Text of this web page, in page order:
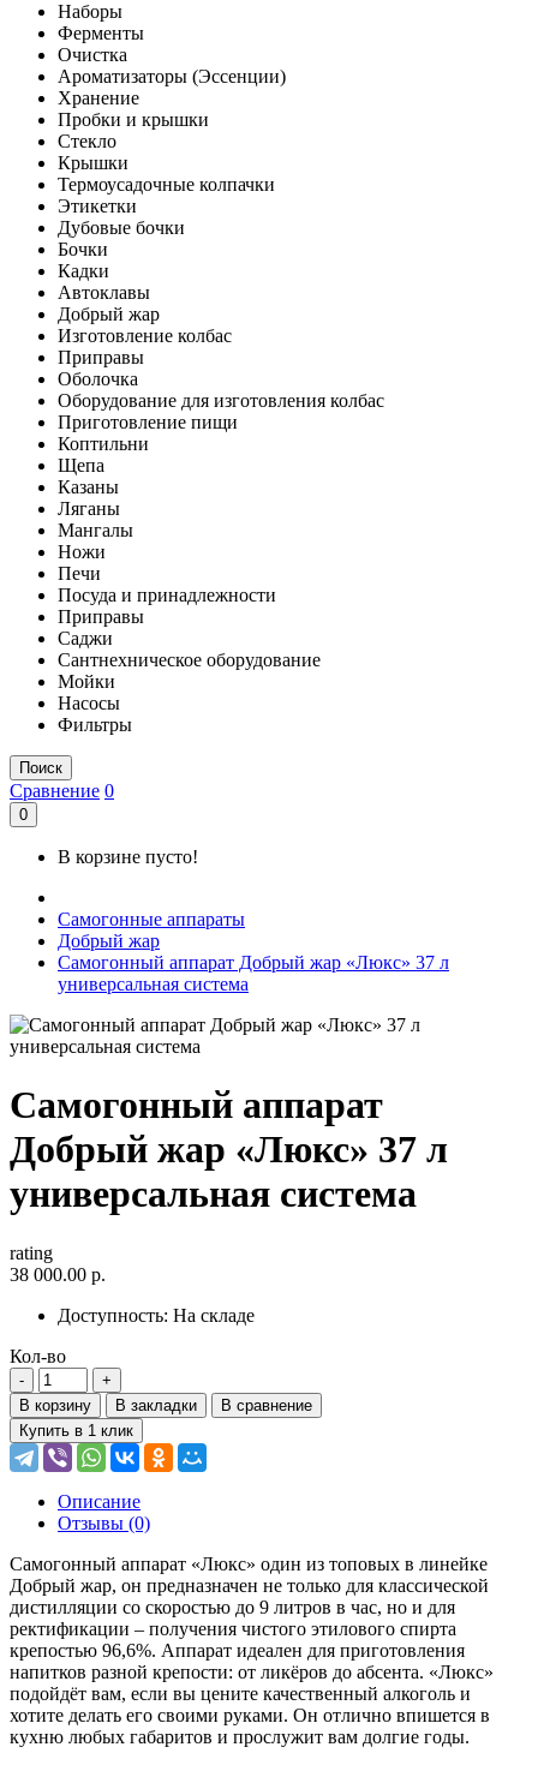
Наборы
Ферменты
Очистка
Ароматизаторы (Эссенции)
Хранение
Пробки и крышки
Стекло
Крышки
Термоусадочные колпачки
Этикетки
Дубовые бочки
Бочки
Кадки
Автоклавы
Добрый жар
Изготовление колбас
Приправы
Оболочка
Оборудование для изготовления колбас
Приготовление пищи
Коптильни
Щепа
Казаны
Ляганы
Мангалы
Ножи
Печи
Посуда и принадлежности
Приправы
Саджи
Сантнехническое оборудование
Мойки
Насосы
Фильтры
Поиск
Сравнение 0
0
В корзине пусто!
Самогонные аппараты
Добрый жар
Самогонный аппарат Добрый жар «Люкс» 37 л
универсальная система
Самогонный аппарат
Добрый жар «Люкс» 37 л
универсальная система
rating
38 000.00 р.
Доступность: На складе
Кол-во
В корзину В закладки
В сравнение
Купить в 1 клик
Описание
Отзывы (0)
Самогонный аппарат «Люкс» один из топовых в линейке
Добрый жар, он предназначен не только для классической
дистилляции со скоростью до 9 литров в час, но и для
ректификации – получения чистого этилового спирта
крепостью 96,6%. Аппарат идеален для приготовления
напитков разной крепости: от ликёров до абсента. «Люкс»
подойдёт вам, если вы цените качественный алкоголь и
хотите делать его своими руками. Он отлично впишется в
кухню любых габаритов и прослужит вам долгие годы.